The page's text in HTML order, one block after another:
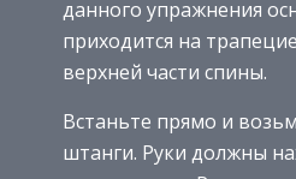
данного упражнения
приходится на
верхней части спины.
Встаньте прямо и
штанги. Руки должны